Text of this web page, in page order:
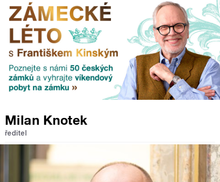
Milan Knotek
ředitel